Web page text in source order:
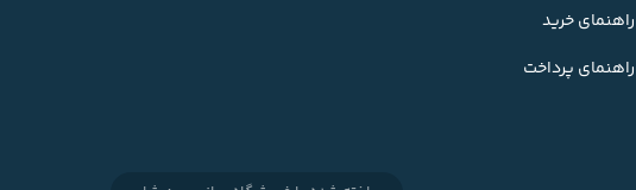
راهنمای خرید
راهنمای پرداخت